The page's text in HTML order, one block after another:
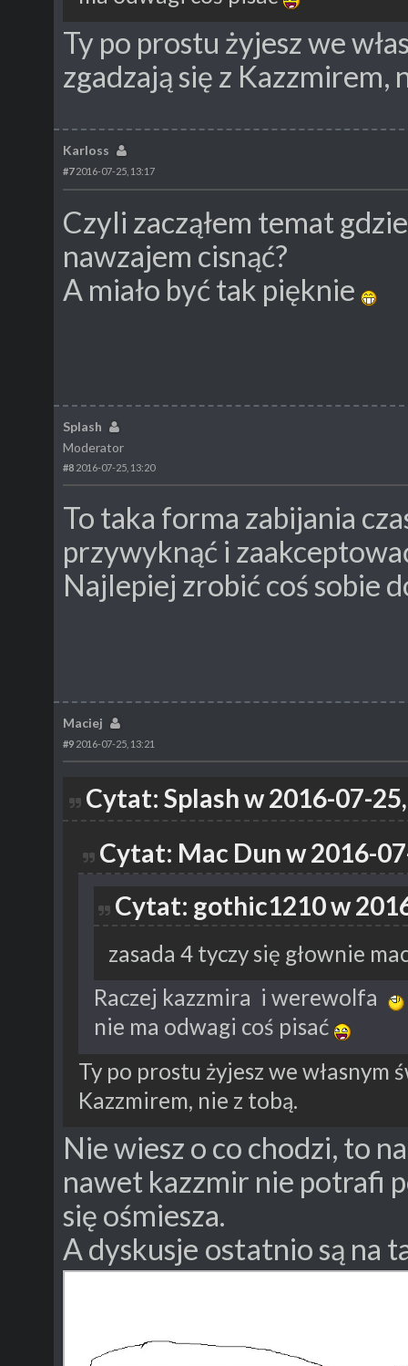
Ty po prostu żyjesz we
zgadzają się z Kazzmirem,
Karloss
#72016-07-25, 13:17
Czyli zacząłem temat
nawzajem cisnąć?
A miało być tak pięknie
Splash
Moderator
#8 2016-07-25, 13:20
To taka forma zabijania
przywyknąć i
Najlepiej zrobić coś sobie
Maciej
#9 2016-07-25, 13:21
Cytat: Splash w 2016-07-
Cytat: Mac Dun w 2016-
Cytat: gothic1210 w
zasada 4 tyczy się głownie
Raczej kazzmira i werewolfa
nie ma odwagi coś pisać
Ty po prostu żyjesz we własnym
Kazzmirem, nie z tobą.
Nie wiesz o co chodzi, to
nawet kazzmir nie potrafi
się ośmiesza.
A dyskusje ostatniosą na